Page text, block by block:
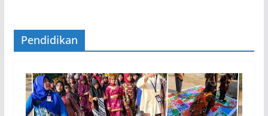
Pendidikan